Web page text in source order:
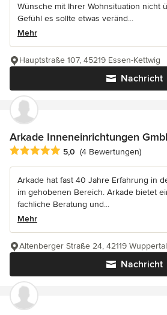
Wünsche mit Ihrer Wohnsituation nicht
Gefühl es sollte etwas veränd...
Mehr
Nachricht
Hauptstraße 107, 45219 Essen-Kettwig
Arkade Inneneinrichtungen
Durchschnittliche Bewertung: 5 von 5
5,0 (4 Bewertungen)
Arkade hat fast 40 Jahre Erfahrung in
im gehobenen Bereich. Arkade bietet
fachliche Beratung und...
Mehr
Nachricht
Altenberger Straße 24, 42119 Wuppertal